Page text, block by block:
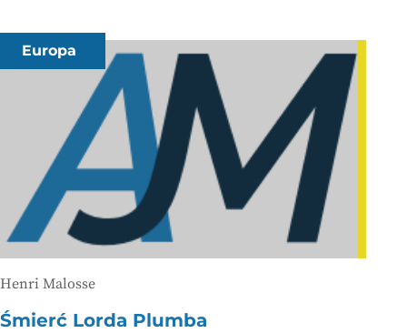
Europa
Henri Malosse
Śmierć Lorda Plumba